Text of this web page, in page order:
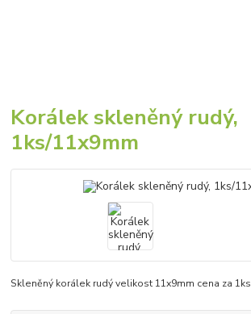
Korálek skleněný rudý,
1ks/11x9mm
Skleněný korálek rudý velikost 11x9mm cena za 1ks